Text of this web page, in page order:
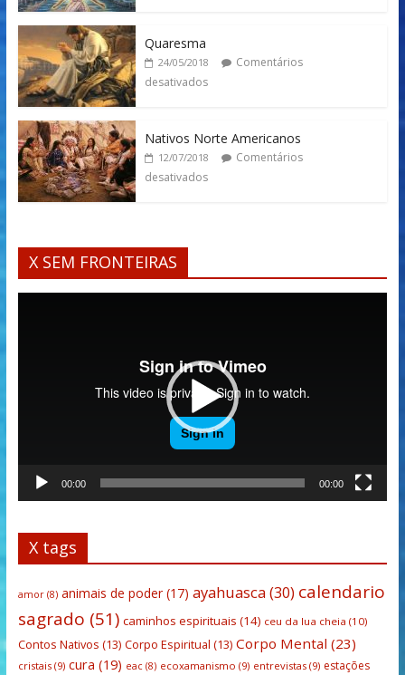
Quaresma
24/05/2018
Comentários
desativados
Nativos Norte Americanos
12/07/2018
Comentários
desativados
X SEM FRONTEIRAS
00:00 00:00
X tags
amor(8) animais de poder(17) ayahuasca(30) calendario
sagrado (51) caminhos espirituais (14) ceu da lua cheia (10)
Contos Nativos (13) Corpo Espiritual (13) Corpo Mental (23)
cristais(9) cura (19) eac(8) ecoxamanismo (9) entrevistas(9) estações